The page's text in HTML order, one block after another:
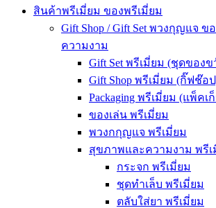
สินค้าพรีเมี่ยม ของพรีเมี่ยม
Gift Shop / Gift Set พวงกุญแจ
ความงาม
Gift Set พรีเมี่ยม (ชุดของ
Gift Shop พรีเมี่ยม (กิ๊ฟช๊อ
Packaging พรีเมี่ยม (แพ็คเ
ของเล่น พรีเมี่ยม
พวงกกุญแจ พรีเมี่ยม
สุขภาพและความงาม พรีเ
กระจก พรีเมี่ยม
ชุดทำเล็บ พรีเมี่ยม
ตลับใส่ยา พรีเมี่ยม